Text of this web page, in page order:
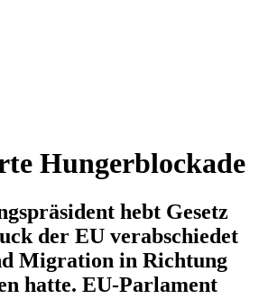
Hungerblockade
hebt Gesetz
der EU verabschiedet
Migration in Richtung
hatte. EU-Parlament